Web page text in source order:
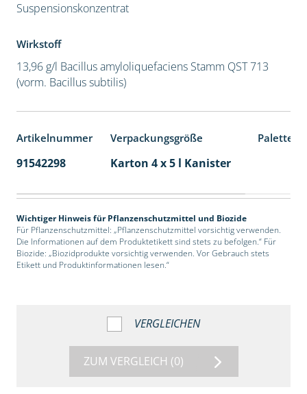
Suspensionskonzentrat
Wirkstoff
13,96 g/l Bacillus amyloliquefaciens Stamm QST 713
(vorm. Bacillus subtilis)
Artikelnummer Verpackungsgröße
91542298 Karton 4 x 5 l Kanister
Wichtiger Hinweis für Pflanzenschutzmittel und Biozide
Für Pflanzenschutzmittel: „Pflanzenschutzmittel vorsichtig verwenden.
Die Informationen auf dem Produktetikett sind stets zu befolgen.“ Für
Biozide: „Biozidprodukte vorsichtig verwenden. Vor Gebrauch stets
Etikett und Produktinformationen lesen.“
VERGLEICHEN
ZUM VERGLEICH (0)